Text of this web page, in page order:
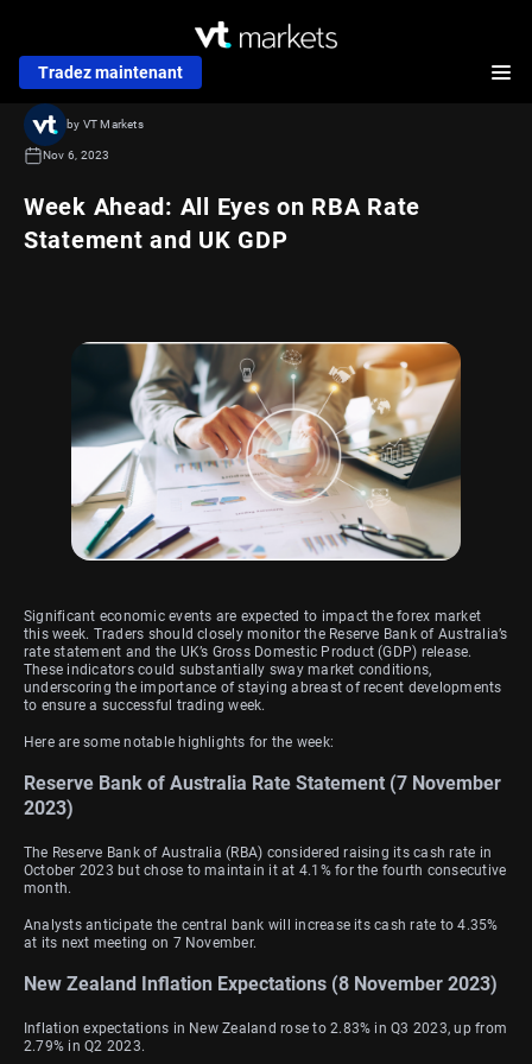
Tradez maintenant
Week Ahead: All Eyes on RBA Rate
Statement and UK GDP
by VT Markets
Nov 6, 2023
Significant economic events are expected to impact the forex market
this week. Traders should closely monitor the Reserve Bank of Australia’s
rate statement and the UK’s Gross Domestic Product (GDP) release.
These indicators could substantially sway market conditions,
underscoring the importance of staying abreast of recent developments
to ensure a successful trading week.
Here are some notable highlights for the week:
Reserve Bank of Australia Rate Statement (7 November
2023)
The Reserve Bank of Australia (RBA) considered raising its cash rate in
October 2023 but chose to maintain it at 4.1% for the fourth consecutive
month.
Analysts anticipate the central bank will increase its cash rate to 4.35%
at its next meeting on 7 November.
New Zealand Inflation Expectations (8 November 2023)
Inflation expectations in New Zealand rose to 2.83% in Q3 2023, up from
2.79% in Q2 2023.